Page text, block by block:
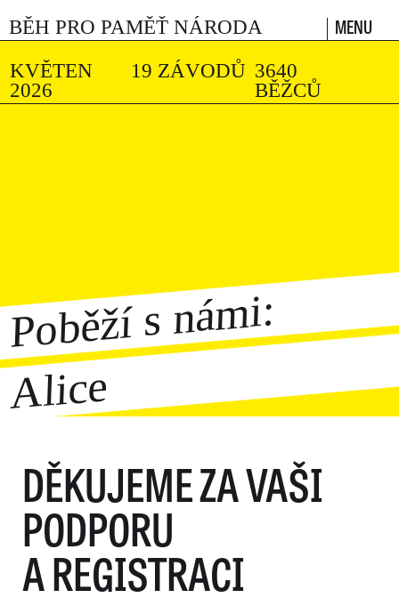
BĚH PRO PAMĚŤ NÁRODA MENU
KVĚTEN
2026
19 ZÁVODŮ 3640
BĚŽCŮ
Poběží s námi:
Alice
DĚKUJEME ZA VAŠI
PODPORU
A REGISTRACI